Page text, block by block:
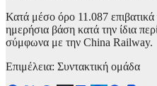
Κατά μέσο όρο 11.087 επιβατικά
ημερήσια βάση κατά την ίδια
σύμφωνα με την China Railway.
Επιμέλεια: Συντακτική ομάδα